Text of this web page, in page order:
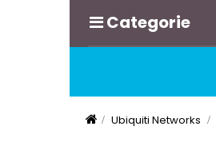
Categorie
Ubiquiti Networks